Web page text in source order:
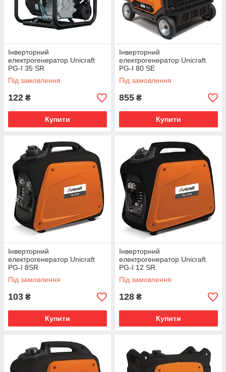
Інверторний
електрогенератор Unicraft
PG-I 35 SR
Під замовлення
122 ₴
Купити
Інверторний
електрогенератор Unicraft
PG-I 80 SE
Під замовлення
855 ₴
Купити
Інверторний
електрогенератор Unicraft
PG-I 8SR
Під замовлення
103 ₴
Купити
Інверторний
електрогенератор Unicraft
PG-I 12 SR
Під замовлення
128 ₴
Купити